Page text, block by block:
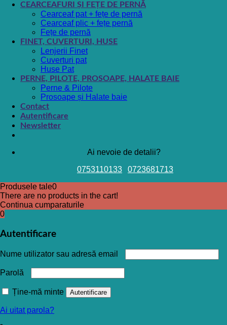
CEARCEAFURI ȘI FEȚE DE PERNĂ
Cearceaf pat + fețe de pernă
Cearceaf plic + fețe pernă
Fețe de pernă
FINET, CUVERTURI, HUSE
Lenjerii Finet
Cuverturi pat
Huse Pat
PERNE, PILOTE, PROSOAPE, HALATE BAIE
Perne & Pilote
Prosoape și Halate baie
Contact
Autentificare
Newsletter
Ai nevoie de detalii?
0753110133
0723681713
Produsele tale0
There are no products in the cart!
Continua cumparaturile
0
Autentificare
Nume utilizator sau adresă email
Parolă
Ține-mă minte Autentificare
Ai uitat parola?